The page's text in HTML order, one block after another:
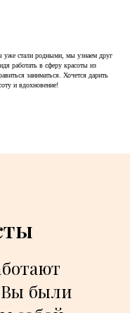
уже стали родными, мы узнаем друг
работать в сферу красоты из
заниматься. Хочется дарить
и вдохновение!
были